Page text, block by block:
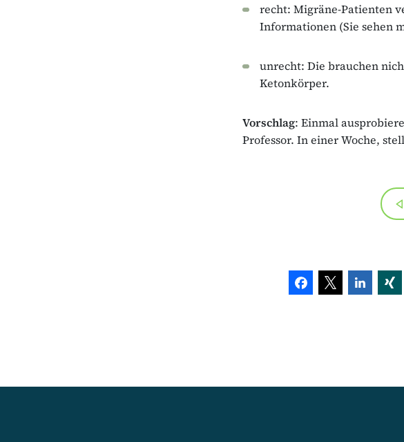
recht: Migräne-Patienten
Informationen (Sie sehen
unrecht: Die brauchen
Ketonkörper.
Vorschlag: Einmal
Professor. In einer Woche,